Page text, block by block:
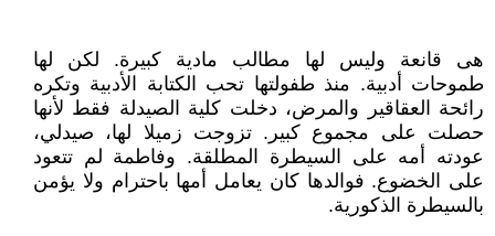
هى قانعة وليس لها مطالب مادية كبيرة. لكن لها
طموحات أدبية. منذ طفولتها تحب الكتابة الأدبية وتكره
رائحة العقاقير والمرض، دخلت كلية الصيدلة فقط لأنها
حصلت على مجموع كبير. تزوجت زميلا لها، صيدلي،
عودته أمه على السيطرة المطلقة. وفاطمة لم تتعود
على الخضوع. فوالدها كان يعامل أمها باحترام ولا يؤمن
بالسيطرة الذكورية.